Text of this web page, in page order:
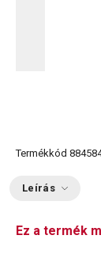
Termékkód
Leírás
Ez a termék